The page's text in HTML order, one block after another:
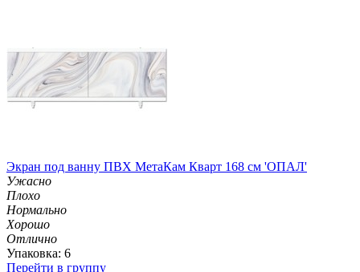
Экран под ванну ПВХ МетаКам Кварт 168 см 'ОПАЛ'
Ужасно
Плохо
Нормально
Хорошо
Отлично
Упаковка: 6
Перейти в группу